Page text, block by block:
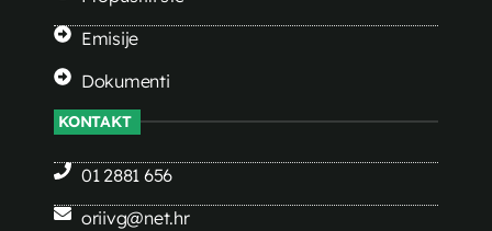
Emisije
Dokumenti
KONTAKT
01 2881 656
oriivg@net.hr